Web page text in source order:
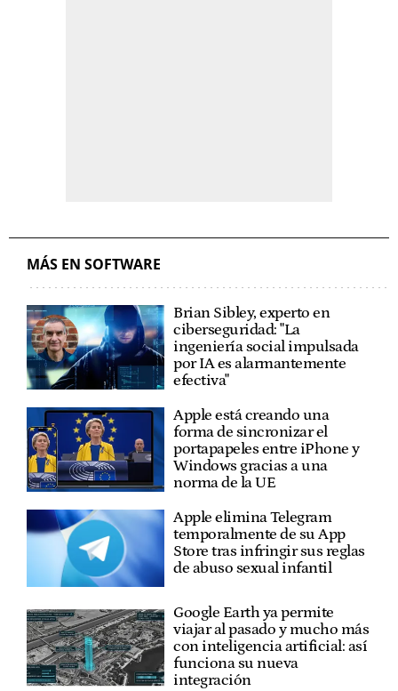
MÁS EN SOFTWARE
Brian Sibley, experto en
ciberseguridad: "La
ingeniería social impulsada
por IA es alarmantemente
efectiva"
Apple está creando una
forma de sincronizar el
portapapeles entre iPhone y
Windows gracias a una
norma de la UE
Apple elimina Telegram
temporalmente de su App
Store tras infringir sus reglas
de abuso sexual infantil
Google Earth ya permite
viajar al pasado y mucho más
con inteligencia artificial: así
funciona su nueva
integración